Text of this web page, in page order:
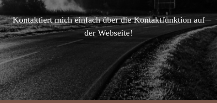
Kontaktiert mich einfach über die Kontaktfunktion auf
der Webseite!